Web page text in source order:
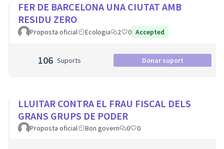
FER DE BARCELONA UNA CIUTAT AMB
RESIDU ZERO
Proposta oficial Ecologia 2 0 Accepted
106 Suports Donar suport
LLUITAR CONTRA EL FRAU FISCAL DELS
GRANS GRUPS DE PODER
Proposta oficial Bon govern 0 0